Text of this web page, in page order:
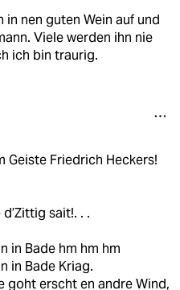
in nen guten Wein auf und
Viele werden ihn nie
ich bin traurig.
Geiste Friedrich Heckers!
sait!. . .
in Bade hm hm hm
in Bade Kriag.
goht erscht en andre Wind,